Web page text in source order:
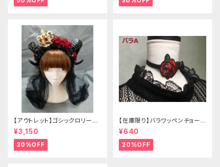
【アウトレット】ゴシックロリータ
ゴールドクラウン＆ホーン(ヴェ
ール付き)
¥3,150
30%OFF
【在庫限り】バラワッペンチョーカ
ー
¥640
20%OFF